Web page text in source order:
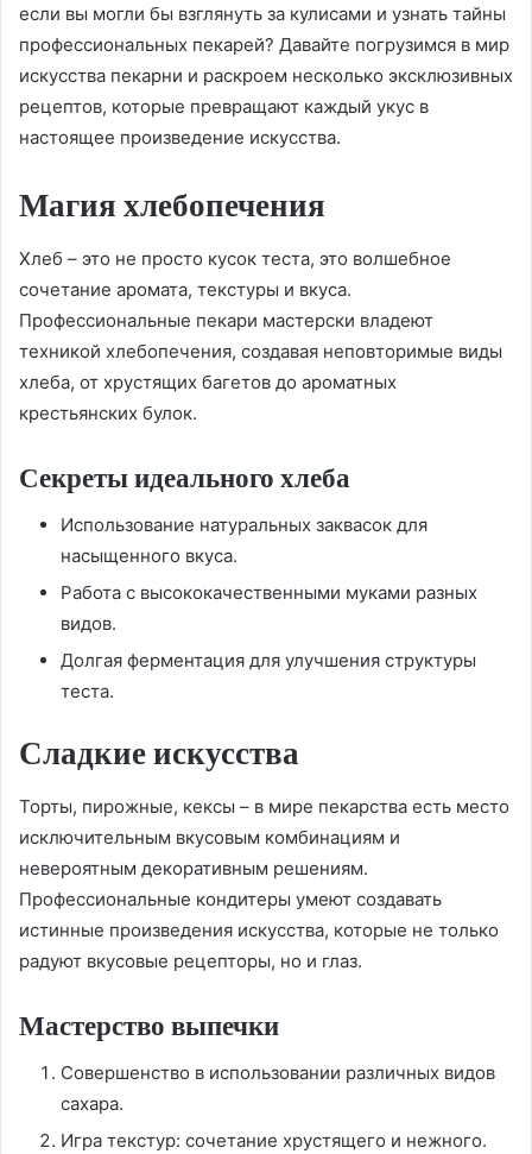
если вы могли бы взглянуть за кулисами и узнать тайны
профессиональных пекарей? Давайте погрузимся в мир
искусства пекарни и раскроем несколько эксклюзивных
рецептов, которые превращают каждый укус в
настоящее произведение искусства.
Магия хлебопечения
Хлеб – это не просто кусок теста, это волшебное
сочетание аромата, текстуры и вкуса.
Профессиональные пекари мастерски владеют
техникой хлебопечения, создавая неповторимые виды
хлеба, от хрустящих багетов до ароматных
крестьянских булок.
Секреты идеального хлеба
Использование натуральных заквасок для
насыщенного вкуса.
Работа с высококачественными муками разных
видов.
Долгая ферментация для улучшения структуры
теста.
Сладкие искусства
Торты, пирожные, кексы – в мире пекарства есть место
исключительным вкусовым комбинациям и
невероятным декоративным решениям.
Профессиональные кондитеры умеют создавать
истинные произведения искусства, которые не только
радуют вкусовые рецепторы, но и глаз.
Мастерство выпечки
Совершенство в использовании различных видов
сахара.
Игра текстур: сочетание хрустящего и нежного.